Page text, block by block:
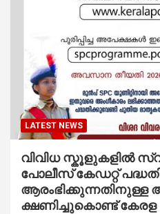
LATEST NEWS
വിവിധ സ്കൂളുകളില്‍
പോലീസ് കേഡറ്റ് പദ്ധതി
ആരംഭിക്കുന്നതിനുള്ള
ക്ഷണിച്ചുകൊണ്ട്